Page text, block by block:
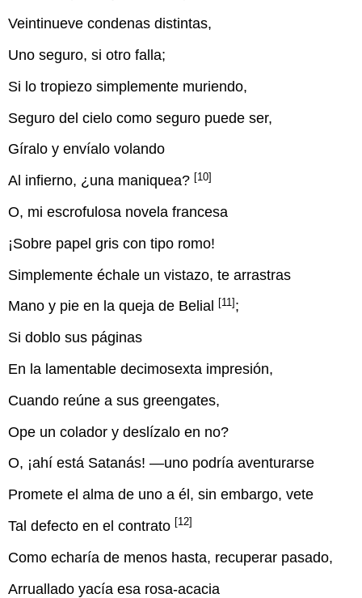
Veintinueve condenas distintas,
Uno seguro, si otro falla;
Si lo tropiezo simplemente muriendo,
Seguro del cielo como seguro puede ser,
Gíralo y envíalo volando
Al infierno, ¿una maniquea? [10]
O, mi escrofulosa novela francesa
¡Sobre papel gris con tipo romo!
Simplemente échale un vistazo, te arrastras
Mano y pie en la queja de Belial
[11] ;
Si doblo sus páginas
En la lamentable decimosexta impresión,
Cuando reúne a sus greengates,
Ope un colador y deslízalo en no?
O, ¡ahí está Satanás! —uno podría aventurarse
Promete el alma de uno a él, sin embargo, vete
Tal defecto en el contrato [12]
Como echaría de menos hasta, recuperar pasado,
Arruallado yacía esa rosa-acacia